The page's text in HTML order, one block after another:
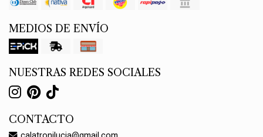
MEDIOS DE ENVÍO
NUESTRAS REDES SOCIALES
CONTACTO